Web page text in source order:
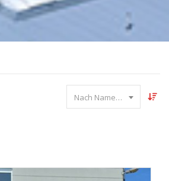
Nach Name sortieren